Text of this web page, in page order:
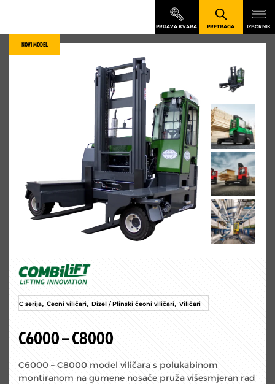
NOVI MODEL
C serija, Čeoni viličari, Dizel / Plinski čeoni viličari, Viličari
C6000 – C8000
C6000 – C8000 model viličara s polukabinom
montiranom na gumene nosače pruža višesmjeran rad